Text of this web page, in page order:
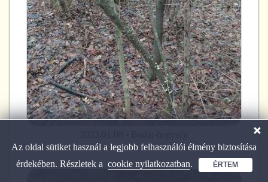
Fotó:Orbán András
Az oldal sütiket használ a legjobb felhasználói élmény biztosítása
érdekében. Részletek a cookie nyilatkozatban. ÉRTEM